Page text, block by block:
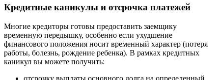
Кредитные каникулы и отсрочка платежей
Многие кредиторы готовы предоставить заемщику
временную передышку, особенно если ухудшение
финансового положения носит временный характер (потеря
работы, болезнь, рождение ребенка). В рамках кредитных
каникул вы можете получить:
отсрочку выплаты основного долга на определенный